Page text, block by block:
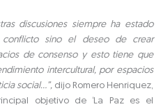
discusiones siempre ha estado
conflicto sino el deseo de crear
de consenso y esto tiene que
intercultural, por espacios
social…”,dijo Romero Henríquez,
objetivo de ‘La Paz es el